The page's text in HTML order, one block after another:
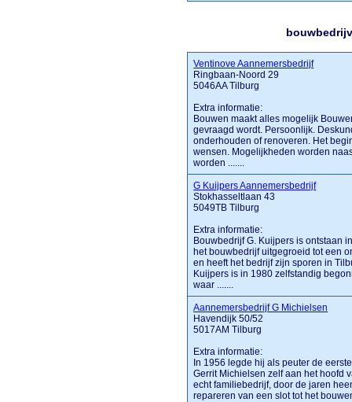
Ventinove Aannemersbedrijf
Ringbaan-Noord 29
5046AA Tilburg
Extra informatie:
Bouwen maakt alles mogelijk
gevraagd wordt. Persoonlijk.
onderhouden of renoveren. Het
wensen. Mogelijkheden worden
worden .......
G Kuijpers Aannemersbedrijf
Stokhasseltlaan 43
5049TB Tilburg
Extra informatie:
Bouwbedrijf G. Kuijpers is ontstaan
het bouwbedrijf uitgegroeid tot een
en heeft het bedrijf zijn sporen in
Kuijpers is in 1980 zelfstandig
waar .......
Aannemersbedrijf G Michielsen
Havendijk 50/52
5017AM Tilburg
Extra informatie:
In 1956 legde hij als peuter de
Gerrit Michielsen zelf aan het hoofd
echt familiebedrijf, door de jaren
repareren van een slot tot het